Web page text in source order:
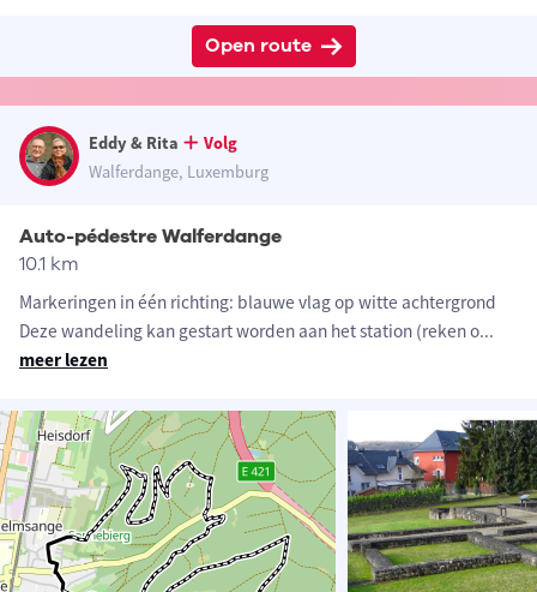
Open route
Eddy & Rita
Volg
Walferdange, Luxemburg
Auto-pédestre Walferdange
10.1 km
Markeringen in één richting: blauwe vlag op witte achtergrond
Deze wandeling kan gestart worden aan het station (reken o...
meer lezen